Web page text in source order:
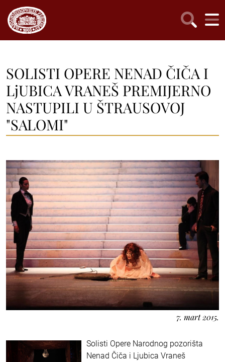
SOLISTI OPERE NENAD ČIČA I
LjUBICA VRANEŠ PREMIJERNO
NASTUPILI U ŠTRAUSOVOJ
"SALOMI"
7. mart 2015.
Solisti Opere Narodnog pozorišta
Nenad Čiča i Ljubica Vraneš